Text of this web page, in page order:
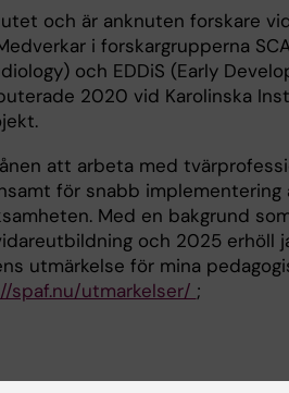
och är anknuten forskare vid
i forskargrupperna
och EDDiS (Early
2020 vid Karolinska
att arbeta med
för snabb implementering
Med en bakgrund
och 2025 erhöll
utmärkelse för mina
spaf.nu/utmarkelser/ ;